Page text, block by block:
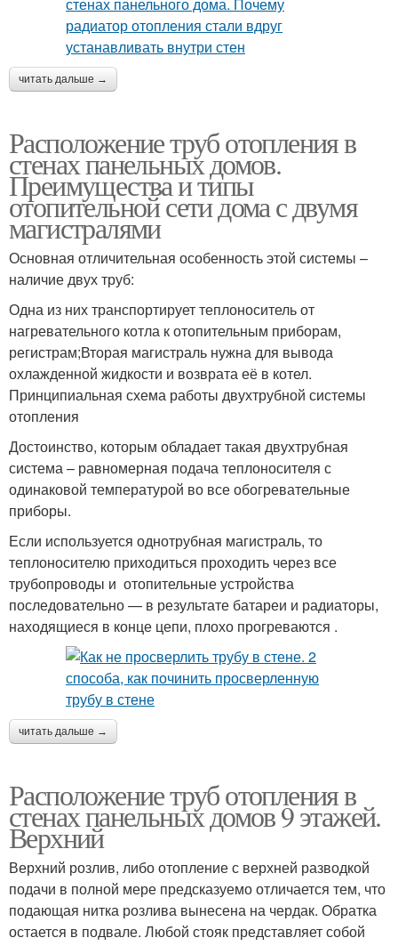
читать дальше →
Расположение труб отопления в
стенах панельных домов.
Преимущества и типы
отопительной сети дома с двумя
магистралями
Основная отличительная особенность этой системы –
наличие двух труб:
Одна из них транспортирует теплоноситель от
нагревательного котла к отопительным приборам,
регистрам;Вторая магистраль нужна для вывода
охлажденной жидкости и возврата её в котел.
Принципиальная схема работы двухтрубной системы
отопления
Достоинство, которым обладает такая двухтрубная
система – равномерная подача теплоносителя с
одинаковой температурой во все обогревательные
приборы.
Если используется однотрубная магистраль, то
теплоносителю приходиться проходить через все
трубопроводы и отопительные устройства
последовательно — в результате батареи и радиаторы,
находящиеся в конце цепи, плохо прогреваются .
читать дальше →
Расположение труб отопления в
стенах панельных домов 9 этажей.
Верхний
Верхний розлив, либо отопление с верхней разводкой
подачи в полной мере предсказуемо отличается тем, что
подающая нитка розлива вынесена на чердак. Обратка
остается в подвале. Любой стояк представляет собой